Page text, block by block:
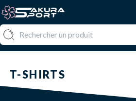
T-SHIRTS